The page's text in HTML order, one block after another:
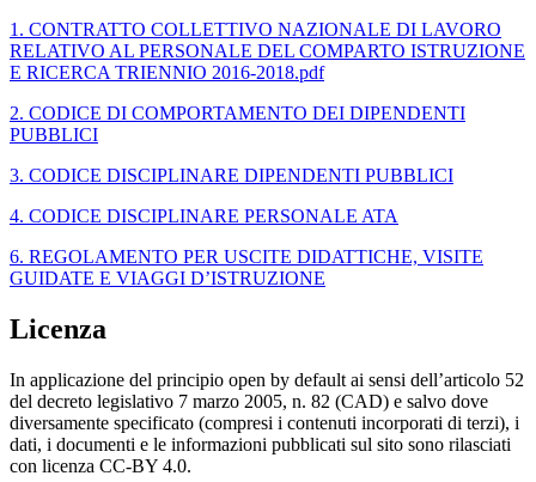
1. CONTRATTO COLLETTIVO NAZIONALE DI LAVORO
RELATIVO AL PERSONALE DEL COMPARTO ISTRUZIONE
E RICERCA TRIENNIO 2016-2018.pdf
2. CODICE DI COMPORTAMENTO DEI DIPENDENTI
PUBBLICI
3. CODICE DISCIPLINARE DIPENDENTI PUBBLICI
4. CODICE DISCIPLINARE PERSONALE ATA
6. REGOLAMENTO PER USCITE DIDATTICHE, VISITE
GUIDATE E VIAGGI D’ISTRUZIONE
Licenza
In applicazione del principio open by default ai sensi dell’articolo 52
del decreto legislativo 7 marzo 2005, n. 82 (CAD) e salvo dove
diversamente specificato (compresi i contenuti incorporati di terzi), i
dati, i documenti e le informazioni pubblicati sul sito sono rilasciati
con licenza CC-BY 4.0.